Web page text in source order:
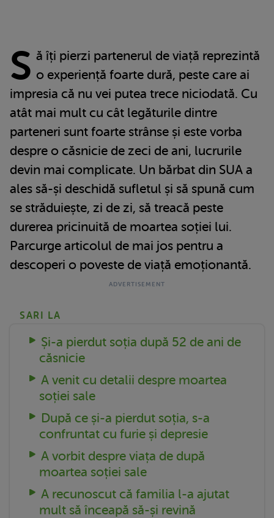
S ă îți pierzi partenerul de viață reprezintă
o experiență foarte dură, peste care ai
impresia că nu vei putea trece niciodată. Cu
atât mai mult cu cât legăturile dintre
parteneri sunt foarte strânse și este vorba
despre o căsnicie de zeci de ani, lucrurile
devin mai complicate. Un bărbat din SUA a
ales să-și deschidă sufletul și să spună cum
se străduiește, zi de zi, să treacă peste
durerea pricinuită de moartea soției lui.
Parcurge articolul de mai jos pentru a
descoperi o poveste de viață emoționantă.
SARI LA
Și-a pierdut soția după 52 de ani de
căsnicie
A venit cu detalii despre moartea
soției sale
După ce și-a pierdut soția, s-a
confruntat cu furie și depresie
A vorbit despre viața de după
moartea soției sale
A recunoscut că familia l-a ajutat
mult să înceapă să-și revină